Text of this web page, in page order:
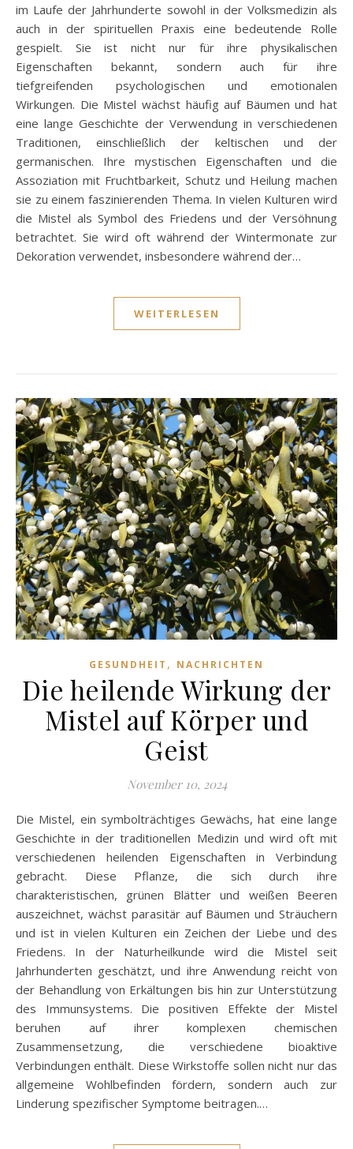
im Laufe der Jahrhunderte sowohl in der Volksmedizin als
auch in der spirituellen Praxis eine bedeutende Rolle
gespielt. Sie ist nicht nur für ihre physikalischen
Eigenschaften bekannt, sondern auch für ihre
tiefgreifenden psychologischen und emotionalen
Wirkungen. Die Mistel wächst häufig auf Bäumen und hat
eine lange Geschichte der Verwendung in verschiedenen
Traditionen, einschließlich der keltischen und der
germanischen. Ihre mystischen Eigenschaften und die
Assoziation mit Fruchtbarkeit, Schutz und Heilung machen
sie zu einem faszinierenden Thema. In vielen Kulturen wird
die Mistel als Symbol des Friedens und der Versöhnung
betrachtet. Sie wird oft während der Wintermonate zur
Dekoration verwendet, insbesondere während der…
WEITERLESEN
GESUNDHEIT , NACHRICHTEN
Die heilende Wirkung der
Mistel auf Körper und
Geist
November 10, 2024
Die Mistel, ein symbolträchtiges Gewächs, hat eine lange
Geschichte in der traditionellen Medizin und wird oft mit
verschiedenen heilenden Eigenschaften in Verbindung
gebracht. Diese Pflanze, die sich durch ihre
charakteristischen, grünen Blätter und weißen Beeren
auszeichnet, wächst parasitär auf Bäumen und Sträuchern
und ist in vielen Kulturen ein Zeichen der Liebe und des
Friedens. In der Naturheilkunde wird die Mistel seit
Jahrhunderten geschätzt, und ihre Anwendung reicht von
der Behandlung von Erkältungen bis hin zur Unterstützung
des Immunsystems. Die positiven Effekte der Mistel
beruhen auf ihrer komplexen chemischen
Zusammensetzung, die verschiedene bioaktive
Verbindungen enthält. Diese Wirkstoffe sollen nicht nur das
allgemeine Wohlbefinden fördern, sondern auch zur
Linderung spezifischer Symptome beitragen.…